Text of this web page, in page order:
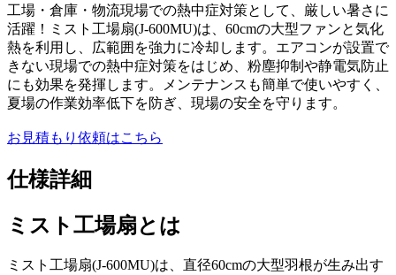
工場・倉庫・物流現場での熱中症対策として、厳しい暑さに
活躍！ミスト工場扇(J-600MU)は、60cmの大型ファンと気化
熱を利用し、広範囲を強力に冷却します。エアコンが設置で
きない現場での熱中症対策をはじめ、粉塵抑制や静電気防止
にも効果を発揮します。メンテナンスも簡単で使いやすく、
夏場の作業効率低下を防ぎ、現場の安全を守ります。
お見積もり依頼はこちら
仕様詳細
ミスト工場扇とは
ミスト工場扇(J-600MU)は、直径60cmの大型羽根が生み出す